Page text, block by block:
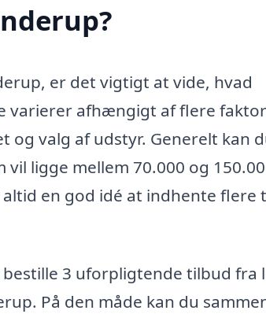
er det vigtigt at vide, hvad
afhængigt af flere
og valg af udstyr. Generelt kan
ligge mellem 70.000 og
en god idé at indhente flere
3 uforpligtende tilbud fra
På den måde kan du